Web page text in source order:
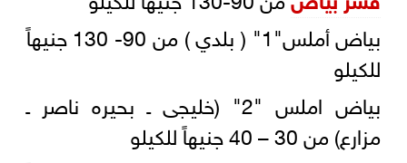
بياض أملس"1" ( بلدي ) من 90- 130 جنيهاً
للكيلو
بياض املس "2" (خليجى ـ بحيره ناصر ـ
مزارع) من 30 – 40 جنيهاً للكيلو